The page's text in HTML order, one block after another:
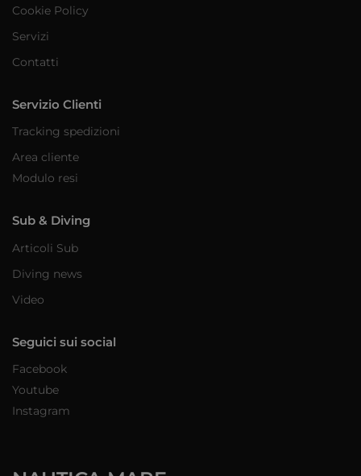
Cookie Policy
Servizi
Contatti
Servizio Clienti
Tracking spedizioni
Area cliente
Modulo resi
Sub & Diving
Articoli Sub
Diving news
Video
Seguici sui social
Facebook
Youtube
Instagram